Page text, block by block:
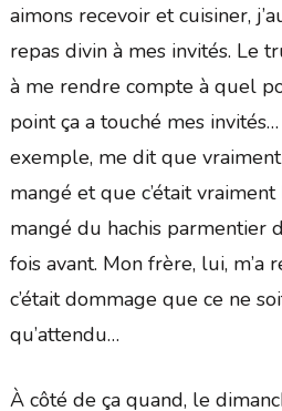
aimons recevoir et cuisiner,
repas divin à mes invités. Le
à me rendre compte à quel
point ça a touché mes
exemple, me dit que
mangé et que c’était vraiment
mangé du hachis parmentier
fois avant. Mon frère, lui, m’a
c’était dommage que ce ne
qu’attendu…
À côté de ça quand, le